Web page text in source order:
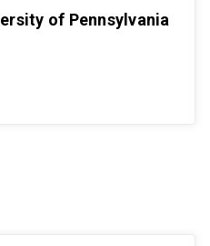
of Pennsylvania